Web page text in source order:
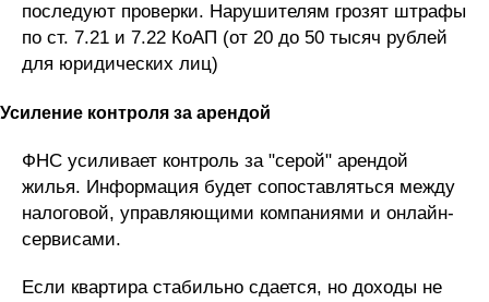
последуют проверки. Нарушителям грозят штрафы
по ст. 7.21 и 7.22 КоАП (от 20 до 50 тысяч рублей
для юридических лиц)
Усиление контроля за арендой
ФНС усиливает контроль за "серой" арендой
жилья. Информация будет сопоставляться между
налоговой, управляющими компаниями и онлайн-
сервисами.
Если квартира стабильно сдается, но доходы не